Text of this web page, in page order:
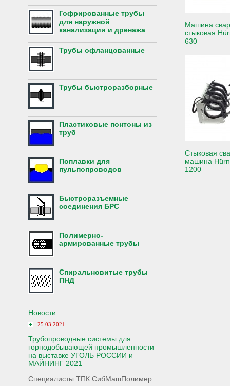
Гофрированные трубы
для наружной
канализации и дренажа
Трубы офланцованные
Трубы быстроразборные
Пластиковые понтоны из
труб
Поплавки для
пульпопроводов
Быстроразъемные
соединения БРС
Полимерно-
армированные трубы
Спиральновитые трубы
ПНД
Новости
25.03.2021
Трубопроводные системы для
горнодобывающей промышленности
на выставке УГОЛЬ РОССИИ и
МАЙНИНГ 2021
Специалисты ТПК СибМашПолимер
Машина
стыковая
630
Стыковая
машина
1200